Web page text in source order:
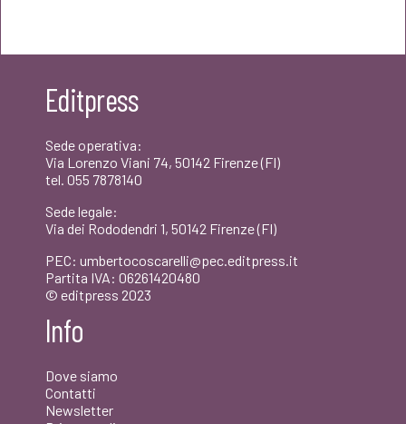
€24,00.
Editpress
Sede operativa:
Via Lorenzo Viani 74, 50142 Firenze (FI)
tel. 055 7878140
Sede legale:
Via dei Rododendri 1, 50142 Firenze (FI)
PEC: umbertocoscarelli@pec.editpress.it
Partita IVA: 06261420480
© editpress 2023
Info
Dove siamo
Contatti
Newsletter